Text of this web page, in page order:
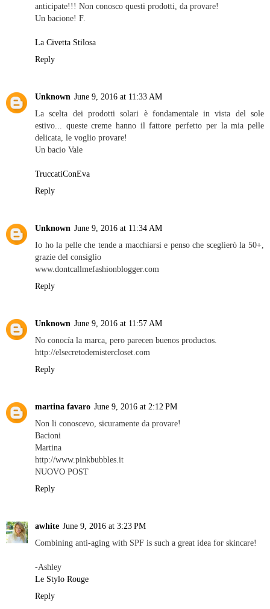
anticipate!!! Non conosco questi prodotti, da provare!
Un bacione! F.
La Civetta Stilosa
Reply
Unknown June 9, 2016 at 11:33 AM
La scelta dei prodotti solari è fondamentale in vista del sole
estivo... queste creme hanno il fattore perfetto per la mia pelle
delicata, le voglio provare!
Un bacio Vale
TruccatiConEva
Reply
Unknown June 9, 2016 at 11:34 AM
Io ho la pelle che tende a macchiarsi e penso che sceglierò la 50+,
grazie del consiglio
www.dontcallmefashionblogger.com
Reply
Unknown June 9, 2016 at 11:57 AM
No conocía la marca, pero parecen buenos productos.
http://elsecretodemistercloset.com
Reply
martina favaro June 9, 2016 at 2:12 PM
Non li conoscevo, sicuramente da provare!
Bacioni
Martina
http://www.pinkbubbles.it
NUOVO POST
Reply
awhite June 9, 2016 at 3:23 PM
Combining anti-aging with SPF is such a great idea for skincare!
-Ashley
Le Stylo Rouge
Reply